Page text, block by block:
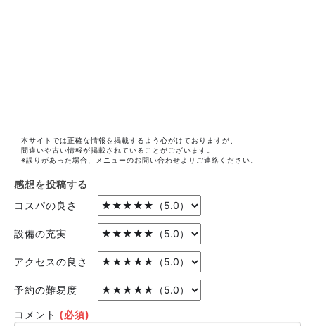
本サイトでは正確な情報を掲載するよう心がけておりますが、
間違いや古い情報が掲載されていることがございます。
※誤りがあった場合、メニューのお問い合わせよりご連絡ください。
感想を投稿する
コスパの良さ
設備の充実
アクセスの良さ
予約の難易度
コメント (必須)